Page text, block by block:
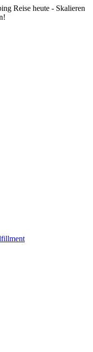
Reise heute - Skalieren